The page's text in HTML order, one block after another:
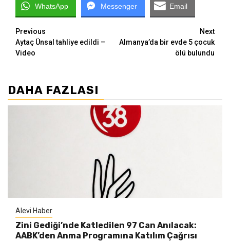
WhatsApp Messenger Email
Continue
Reading
Previous
Aytaç Ünsal tahliye edildi –
Video
Next
Almanya’da bir evde 5 çocuk
ölü bulundu
DAHA FAZLASI
Alevi Haber
Zini Gediği’nde Katledilen 97 Can Anılacak:
AABK’den Anma Programına Katılım Çağrısı